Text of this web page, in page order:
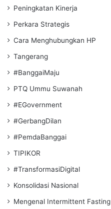
Peningkatan Kinerja
Perkara Strategis
Cara Menghubungkan HP
Tangerang
#BanggaiMaju
PTQ Ummu Suwanah
#EGovernment
#GerbangDilan
#PemdaBanggai
TIPIKOR
#TransformasiDigital
Konsolidasi Nasional
Mengenal Intermittent Fasting